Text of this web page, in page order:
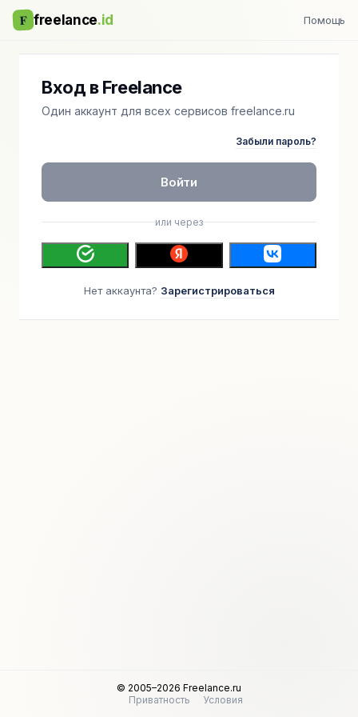
F freelance.id Помощь
Вход в Freelance
Один аккаунт для всех сервисов freelance.ru
Забыли пароль?
Войти
или через
Нет аккаунта? Зарегистрироваться
© 2005–2026 Freelance.ru
Приватность
Условия